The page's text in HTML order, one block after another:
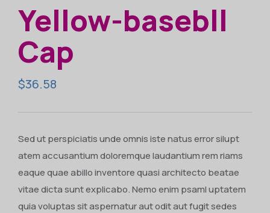
Yellow-basebll
Cap
$36.58
Sed ut perspiciatis unde omnis iste natus error silupt
atem accusantium doloremque laudantium rem riams
eaque quae abillo inventore quasi architecto beatae
vitae dicta sunt explicabo. Nemo enim psaml uptatem
quia voluptas sit aspernatur aut odit aut fugit sedes